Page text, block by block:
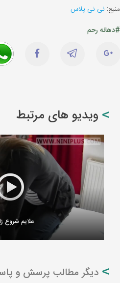
منبع: نی نی پلاس
#دهانه رحم
ویدیو های مرتبط
علایم شروع
دیگر مطالب پرسش و